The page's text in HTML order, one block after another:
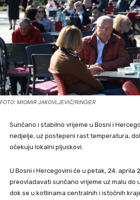
FOTO: MIOMIR JAKOVLJEVIĆ/RINGIER
Sunčano i stabilno vrijeme u Bosni i
nedjelje, uz postepeni rast temperatura,
očekuju lokalni pljuskovi.
U Bosni i Hercegovini će u petak, 24. aprila
preovladavati sunčano vrijeme uz malu do
dok se u kotlinama centralnih i istočnih